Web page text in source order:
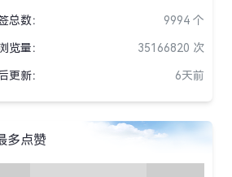
总数： 9994 个
览量： 35166820 次
更新： 6天前
多点赞